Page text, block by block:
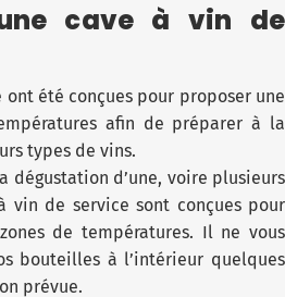
cave à vin de
ont été conçues pour proposer une
afin de préparer à la
types de vins.
dégustation d’une, voire plusieurs
vin de service sont conçues pour
de températures. Il ne vous
bouteilles à l’intérieur quelques
prévue.